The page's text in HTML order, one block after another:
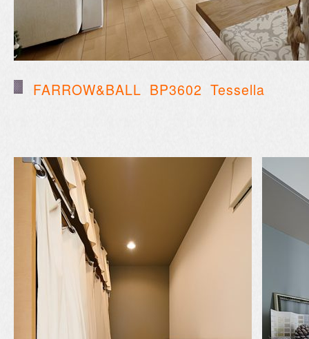
FARROW&BALL BP3602 Tessella